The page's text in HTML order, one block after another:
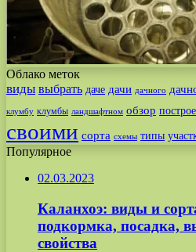
Облако меток
виды выбрать даче дачи дачного
клумбу клумбы ландшафтном обзор
своими сорта схемы типы
Популярное
02.03.2023
Каланхоэ: виды и
подкормка, посадка,
свойства